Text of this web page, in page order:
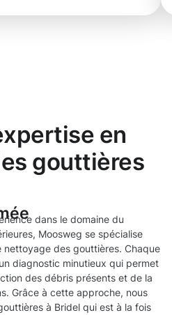
en
gouttières
dans le domaine du
Moosweg se spécialise
des gouttières. Chaque
diagnostic minutieux qui permet
des débris présents et de la
Grâce à cette approche, nous
à Bridel qui est à la fois